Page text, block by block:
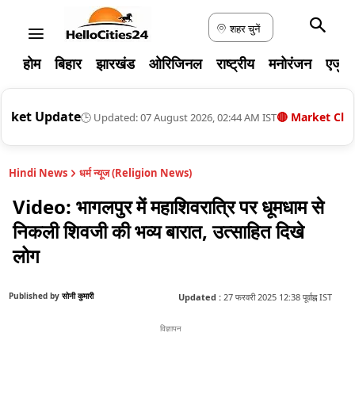
शहर चुनें
होम बिहार झारखंड ओरिजिनल राष्ट्रीय मनोरंजन
🕒 Updated: 07 August 2026, 02:44 AM IST🔴 Market Closed 🟡
Hindi News धर्म न्यूज (Religion News)
Video: भागलपुर में महाशिवरात्रि पर धूमधाम से
निकली शिवजी की भव्य बारात, उत्साहित दिखे
लोग
Published by सोनी कुमारी Updated : 27 फरवरी 2025 12:38 पूर्वाह्न IST
विज्ञापन